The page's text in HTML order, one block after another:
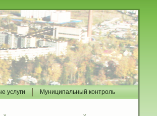
услуги Муниципальный контроль